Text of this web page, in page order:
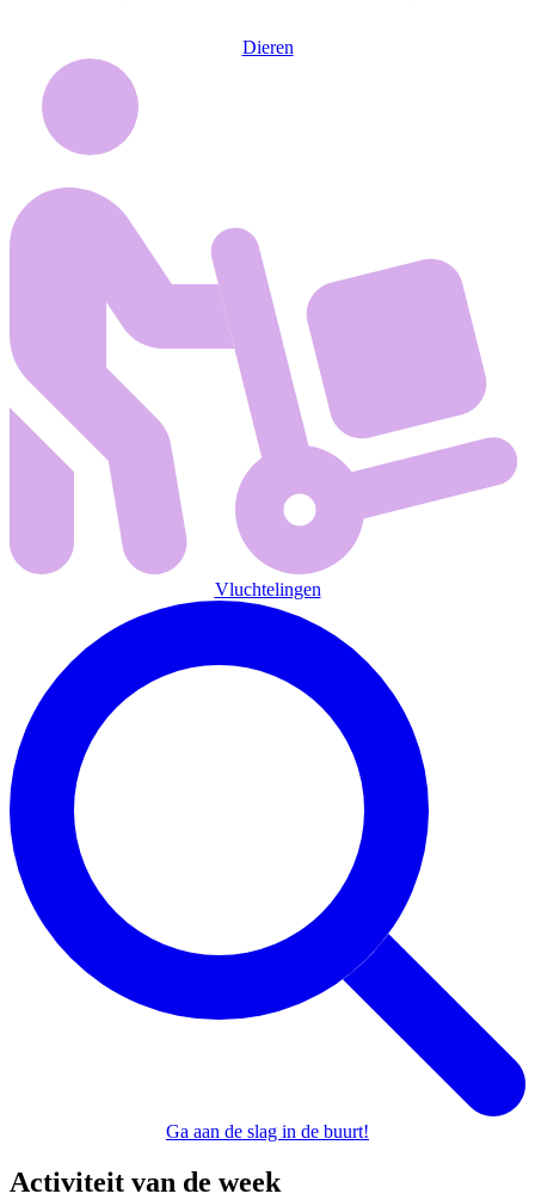
Dieren
Vluchtelingen
Ga aan de slag in de buurt!
Activiteit van de week